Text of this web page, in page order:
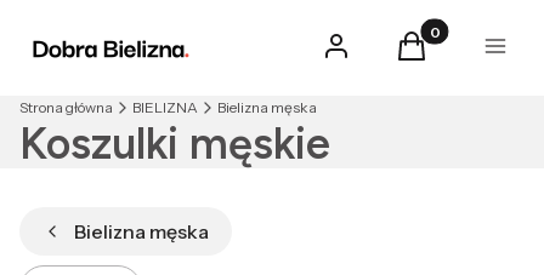
Zaloguj sięProdukty w
Koszyk Menu
Strona główna BIELIZNA Bielizna męska
Koszulki męskie
Bielizna męska